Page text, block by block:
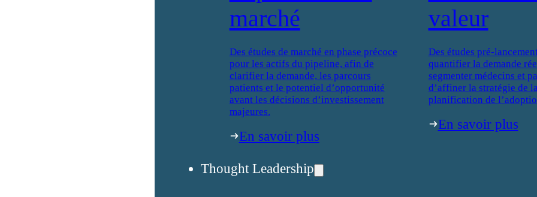
marché
Des études de marché en phase précoce
pour les actifs du pipeline, afin de
clarifier la demande, les parcours
patients et le potentiel d’opportunité
avant les décisions d’investissement
majeures.
En savoir plus
valeur
Des études pré-
quantifier la demande
segmenter médecins et
d’affiner la stratégie de
planification de
En savoir plus
Thought Leadership